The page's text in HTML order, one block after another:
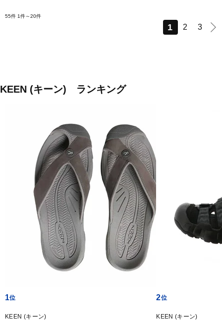
55件 1件～20件
1 2 3
KEEN (キーン) ランキング
1
KEEN (キーン)
2
KEEN (キーン)